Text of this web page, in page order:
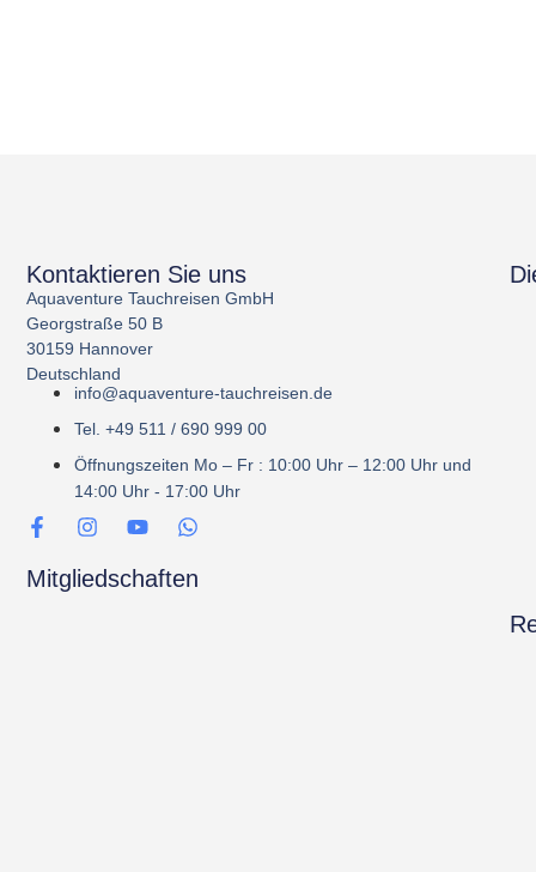
Kontaktieren Sie uns
Aquaventure Tauchreisen GmbH
Georgstraße 50 B
30159 Hannover
Deutschland
info@aquaventure-tauchreisen.de
Tel. +49 511 / 690 999 00
Öffnungszeiten Mo – Fr : 10:00 Uhr – 12:00 Uhr und
14:00 Uhr - 17:00 Uhr
Mitgliedschaften